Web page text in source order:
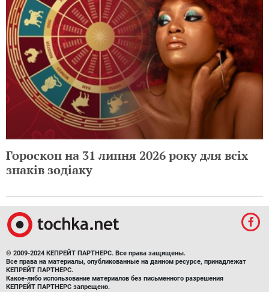
Гороскоп на 31 липня 2026 року для всіх
знаків зодіаку
© 2009-2024 КЕПРЕЙТ ПАРТНЕРС. Все права защищены.
Все права на материалы, опубликованные на данном ресурсе, принадлежат
КЕПРЕЙТ ПАРТНЕРС.
Какое-либо использование материалов без письменного разрешения
КЕПРЕЙТ ПАРТНЕРС запрещено.